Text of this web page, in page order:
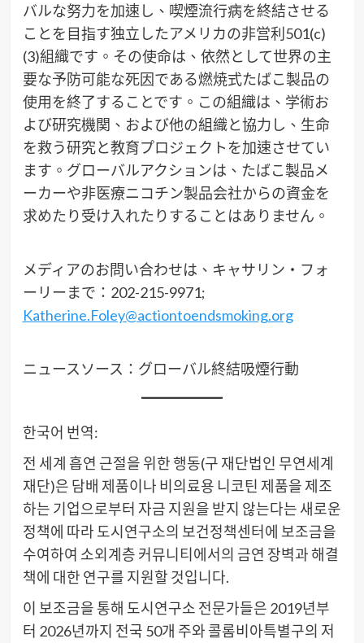
バルな努力を加速し、喫煙流行病を終結させる
ことを目指す独立したアメリカの非営利501(c)
(3)組織です。その使命は、依然として世界の主
要な予防可能な死因である燃焼式たばこ製品の
使用を終了することです。この組織は、学術お
よび研究機関、および他の組織と協力し、生命
を救う研究と教育プロジェクトを加速させてい
ます。グローバルアクションは、たばこ製品メ
ーカーや非医療ニコチン製品会社からの資金を
求めたり受け入れたりすることはありません。
メディアのお問い合わせは、キャサリン・フォ
ーリーまで：202-215-9971;
Katherine.Foley@actiontoendsmoking.org
ニュースソース：グローバル終結吸煙行動
한국어 번역:
전 세계 흡연 근절을 위한 행동(구 재단법인 무연세계
재단)은 담배 제품이나 비의료용 니코틴 제품을 제조
하는 기업으로부터 자금 지원을 받지 않는다는 새로운
정책에 따라 도시연구소의 보건정책센터에 보조금을
수여하여 소외계층 커뮤니티에서의 금연 장벽과 해결
책에 대한 연구를 지원할 것입니다.
이 보조금을 통해 도시연구소 전문가들은 2019년부
터 2026년까지 전국 50개 주와 콜롬비아특별구의 저